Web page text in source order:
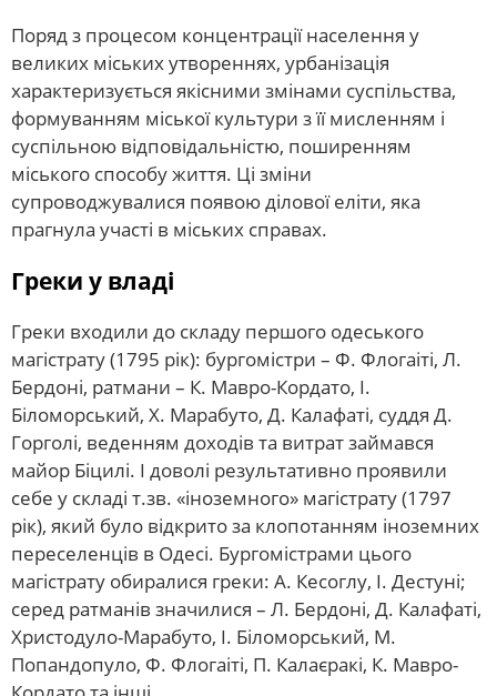
Поряд з процесом концентрації населення у
великих міських утвореннях, урбанізація
характеризується якісними змінами суспільства,
формуванням міської культури з її мисленням і
суспільною відповідальністю, поширенням
міського способу життя. Ці зміни
супроводжувалися появою ділової еліти, яка
прагнула участі в міських справах.
Греки у владі
Греки входили до складу першого одеського
магістрату (1795 рік): бургомістри – Ф. Флогаіті, Л.
Бердоні, ратмани – К. Мавро-Кордато, І.
Біломорський, Х. Марабуто, Д. Калафаті, суддя Д.
Горголі, веденням доходів та витрат займався
майор Біцилі. І доволі результативно проявили
себе у складі т.зв. «іноземного» магістрату (1797
рік), який було відкрито за клопотанням іноземних
переселенців в Одесі. Бургомістрами цього
магістрату обиралися греки: А. Кесоглу, І. Дестуні;
серед ратманів значилися – Л. Бердоні, Д. Калафаті,
Христодуло-Марабуто, І. Біломорський, М.
Попандопуло, Ф. Флогаіті, П. Калаєракі, К. Мавро-